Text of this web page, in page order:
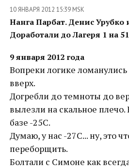
10 ЯНВАРЯ 2012 15:39 MSK
Нанга Парбат. Денис
Доработали до Лагеря 1 на
9 января 2012 года
Вопреки логике
вверх.
Догребли до темноты до
вылезли на скальное
базе -25С.
Думаю, у нас -27С... ну, это
переборщить.
Болтали с Симоне как